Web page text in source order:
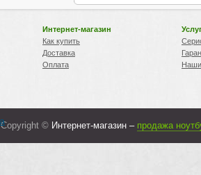
Интернет-магазин
Как купить
Доставка
Оплата
Copyright © Интернет-магазин – продажа